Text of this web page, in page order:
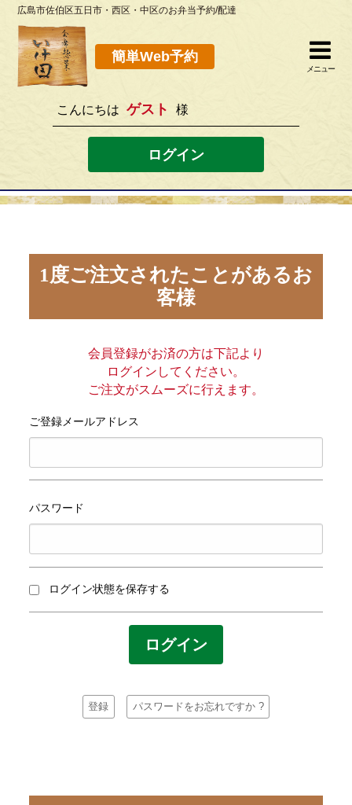
閉じる
082-923-8298
[営業時間]10：30~19：00 [定休日]水曜
このサイトの使い方
プライバシーポリシー
サイトマップ
広島市佐伯区五日市・西区・中区のお弁当予約/配達
簡単Web予約
メニュー
こんにちは ゲスト 様
ログイン
1度ご注文されたことがあるお
客様
会員登録がお済の方は下記より
ログインしてください。
ご注文がスムーズに行えます。
ご登録メールアドレス
パスワード
ログイン状態を保存する
登録 パスワードをお忘れですか ?